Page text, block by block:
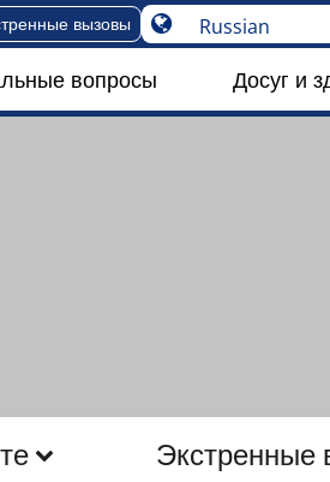
вызовы
вопросы Досуг и
Экстренные